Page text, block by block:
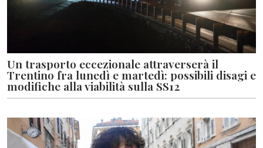
Un trasporto eccezionale attraverserà il
Trentino fra lunedì e martedì: possibili disagi e
modifiche alla viabilità sulla SS12